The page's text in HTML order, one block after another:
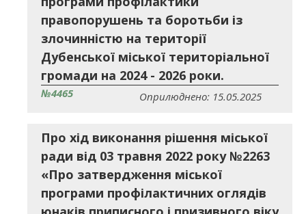
правопорушень та боротьби із
злочинністю на території
Дубенської міської територіальної
громади на 2024 - 2026 роки.
№4465 Оприлюднено: 15.05.2025
Про хід виконання рішення міської
ради від 03 травня 2022 року №2263
«Про затвердження міської
програми профілактичних оглядів